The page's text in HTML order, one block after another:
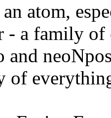
atom,
- a family of
and
of